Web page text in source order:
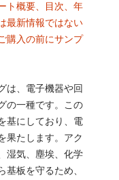
ト概要、目次、年
最新情報ではない
購入の前にサンプ
は、電子機器や回
の一種です。この
基にしており、電
果たします。アク
湿気、塵埃、化学
板を守るため、